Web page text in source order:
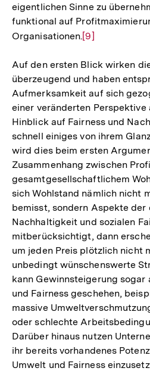
eigentlichen Sinne zu
funktional auf
Organisationen.Zur
der
Fußnote
[9]
Auf den ersten Blick wirken
überzeugend und haben
Aufmerksamkeit auf sich
einer veränderten Perspektive
Hinblick auf Fairness und
schnell einiges von ihrem
wird dies beim ersten
Zusammenhang zwischen
gesamtgesellschaftlichem
sich Wohlstand nämlich nicht
bemisst, sondern Aspekte der
Nachhaltigkeit und sozialen
mitberücksichtigt, dann
um jeden Preis plötzlich nicht
unbedingt wünschenswerte
kann Gewinnsteigerung
und Fairness geschehen,
massive
oder schlechte
Darüber hinaus nutzen
ihr bereits vorhandenes
Umwelt und Fairness